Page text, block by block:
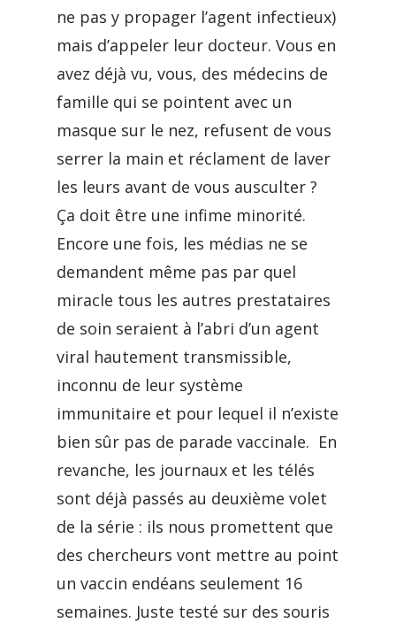
ne pas y propager l’agent infectieux)
mais d’appeler leur docteur. Vous en
avez déjà vu, vous, des médecins de
famille qui se pointent avec un
masque sur le nez, refusent de vous
serrer la main et réclament de laver
les leurs avant de vous ausculter ?
Ça doit être une infime minorité.
Encore une fois, les médias ne se
demandent même pas par quel
miracle tous les autres prestataires
de soin seraient à l’abri d’un agent
viral hautement transmissible,
inconnu de leur système
immunitaire et pour lequel il n’existe
bien sûr pas de parade vaccinale. En
revanche, les journaux et les télés
sont déjà passés au deuxième volet
de la série : ils nous promettent que
des chercheurs vont mettre au point
un vaccin endéans seulement 16
semaines. Juste testé sur des souris